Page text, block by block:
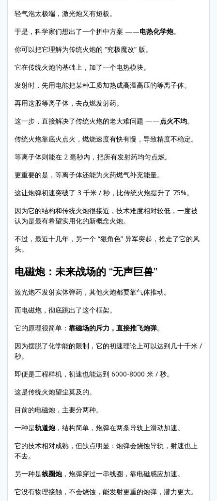
轻气泡太极端，激光炮又有短板。
于是，科学家们想出了一个折中方案 ——电热化学炮。
你可以把它理解为传统火炮的 “究极魔改” 版。
它在传统火炮的基础上，加了一个电热模块。
发射时，先用电能把某种工质加热成高温高压的等离子体。
再用这股等离子体，去点燃发射药。
这一步，直接解决了传统火炮的老大难问题 ——点火不均。
传统火炮靠底火点火，燃烧速度有快有慢，导致精度不稳定。
等离子体则能在 2 毫秒内，把所有发射药均匀点燃。
更重要的是，等离子体还能为火药燃气补充能量。
这让炮弹初速突破了 3 千米 / 秒，比传统火炮提升了 75%。
因为它的结构和传统火炮很接近，技术难度相对较低，一度被
认为是最有希望实用化的新概念火炮。
不过，最近十几年，另一个 “狠角色” 异军突起，抢走了它的风
头。
电磁炮：未来战场的 “无声巨兽”
激光炮不发射实体弹药，其他火炮都要靠气体推动。
而电磁炮，彻底跳出了这个框架。
它的原理很简单： 靠磁场的斥力，直接推飞炮弹。
因为摆脱了化学能的限制，它的初速理论上可以达到几十千米 /
秒。
即便是工程样机，初速也能达到 6000-8000 米 / 秒。
这是传统火炮望尘莫及的。
目前的电磁炮，主要分两种。
一种是轨道炮，结构简单，炮弹在两条导轨上滑动加速。
它的技术相对成熟，但缺点明显：炮弹会烧蚀导轨，射速也上
不去。
另一种是线圈炮，炮弹穿过一串线圈，靠电磁感应加速。
它没有物理接触，不会烧蚀，能发射更重的炮弹，潜力更大。